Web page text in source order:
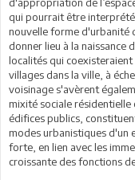
qui pourrait être interprété
nouvelle forme d'urbanité
donner lieu à la naissance
localités qui
villages dans la ville, à
voisinage s'avèrent
mixité sociale résidentielle
édifices publics,
modes urbanistiques d'un
forte, en lien avec les
croissante des fonctions